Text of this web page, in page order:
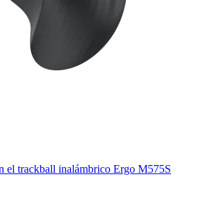
el trackball inalámbrico Ergo M575S